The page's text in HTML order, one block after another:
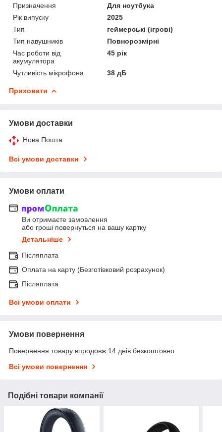
Призначення
Для ноутбука
Рік випуску
2025
Тип
геймерські (ігрові)
Тип навушників
Повнорозмірні
Час роботи від
акумулятора
45 рік
Чутливість мікрофона 38 дБ
Приховати
Умови доставки
Нова Пошта
Всі умови доставки
Умови оплати
Ви отримаєте замовлення
або гроші повернуться на вашу картку
Детальніше
Післяплата
Оплата на карту (Безготівковий розрахунок)
Післяплата
Всі умови оплати
Умови повернення
Повернення товару впродовж 14 днів безкоштовно
Всі умови повернення
Подібні товари компанії